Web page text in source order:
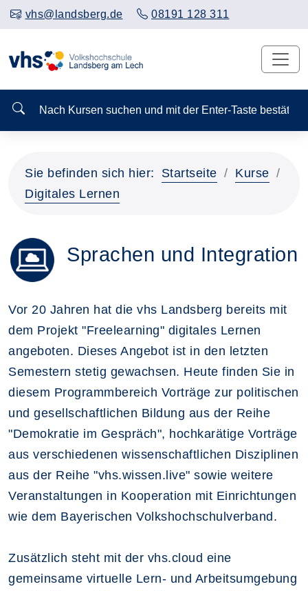
vhs@landsberg.de 08191 128 311
Nach Kursen suchen und mit der Enter-Taste
Sie befinden sich hier: Startseite
Kurse
Digitales Lernen
Sprachen und Integration
Vor 20 Jahren hat die vhs Landsberg bereits mit
dem Projekt "Freelearning" digitales Lernen
angeboten. Dieses Angebot ist in den letzten
Semestern stetig gewachsen. Heute finden Sie in
diesem Programmbereich Vorträge zur politischen
und gesellschaftlichen Bildung aus der Reihe
"Demokratie im Gespräch", hochkarätige Vorträge
aus verschiedenen wissenschaftlichen Disziplinen
aus der Reihe "vhs.wissen.live" sowie weitere
Veranstaltungen in Kooperation mit Einrichtungen
wie dem Bayerischen Volkshochschulverband.
Zusätzlich steht mit der vhs.cloud eine
gemeinsame virtuelle Lern- und Arbeitsumgebung